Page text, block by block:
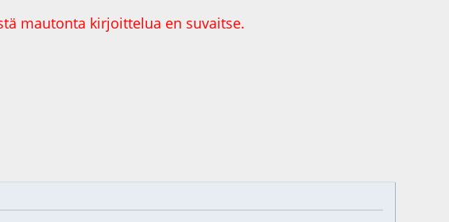
mautonta kirjoittelua en suvaitse.